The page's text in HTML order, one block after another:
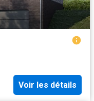
Voir les détails